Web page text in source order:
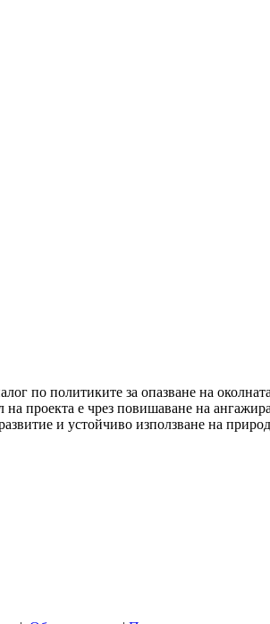
по политиките за опазване на
е чрез повишаване на
и устойчиво използване на